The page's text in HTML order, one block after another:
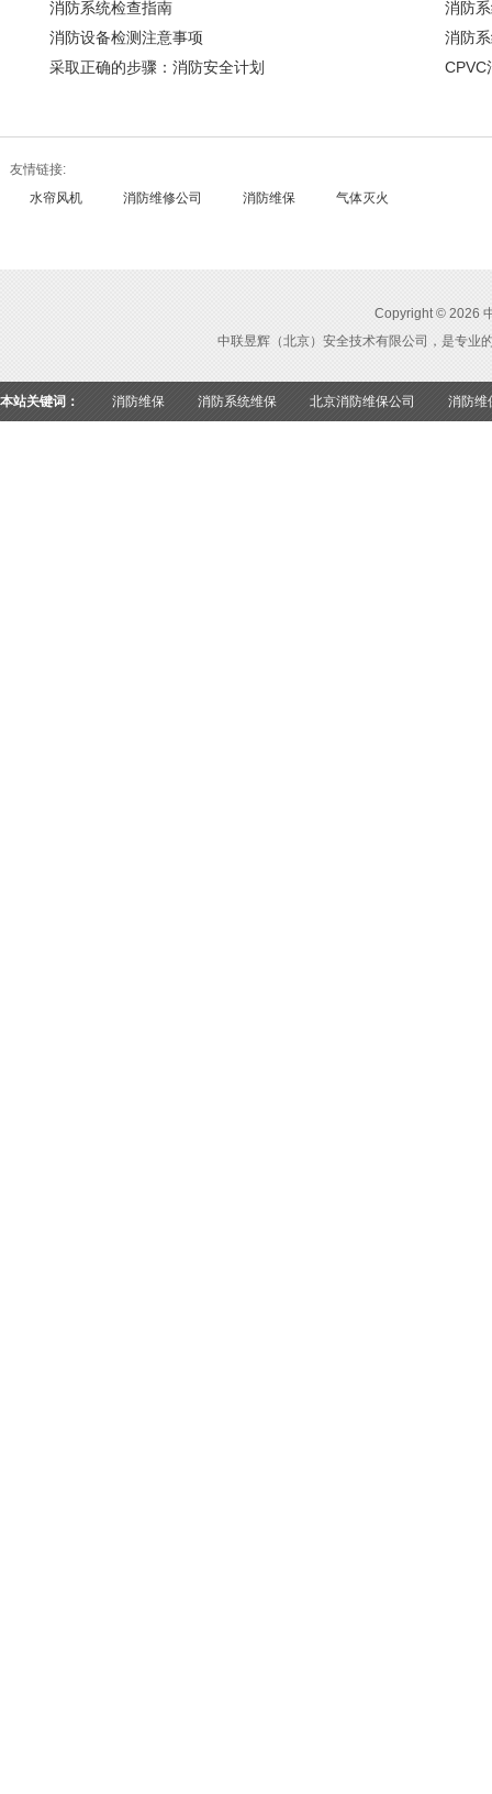
消防系统检查指南
消防
消防设备检测注意事项
消防
采取正确的步骤：消防安全计划
CPVC
友情链接:
水帘风机
消防维修公司 消防维保 气体灭火
Copyright © 2026
中联昱辉（北京）安全技术有限公司，是专业
本站关键词： 消防维保 消防系统维保 北京消防维保公司 消防维